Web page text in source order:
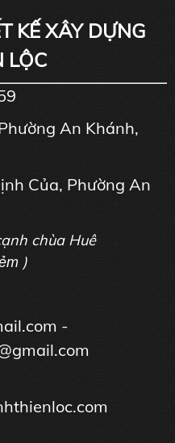
KẾ XÂY DỰNG
LỘC
An Khánh,
Của, Phường An
chùa Huê
)
-